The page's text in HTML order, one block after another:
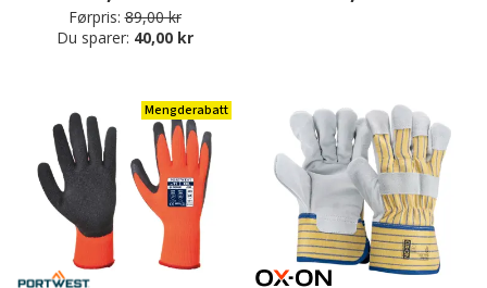
Førpris: 89,00 kr
Du sparer: 40,00 kr
Mengderabatt